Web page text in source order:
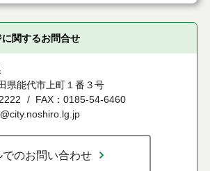
関するお問合せ
県能代市上町１番３号
FAX：0185-54-6460
でのお問い合わせ